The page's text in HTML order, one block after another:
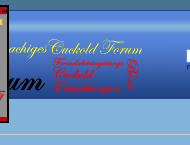
[x]